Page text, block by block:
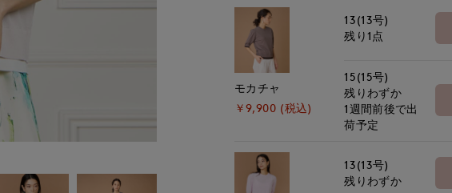
モカチャ
￥9,900 (税込)
13(13号)
残り1点
15(15号)
残りわずか
1週間前後で出
荷予定
13(13号)
残りわずか